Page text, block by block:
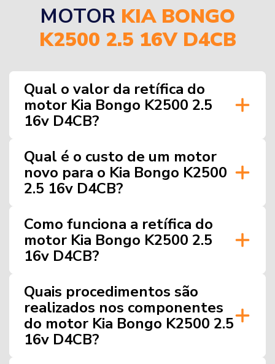
MOTOR KIA BONGO
K2500 2.5 16V D4CB
Qual o valor da retífica do
motor Kia Bongo K2500 2.5
16v D4CB?
Qual é o custo de um motor
novo para o Kia Bongo K2500
2.5 16v D4CB?
Como funciona a retífica do
motor Kia Bongo K2500 2.5
16v D4CB?
Quais procedimentos são
realizados nos componentes
do motor Kia Bongo K2500 2.5
16v D4CB?